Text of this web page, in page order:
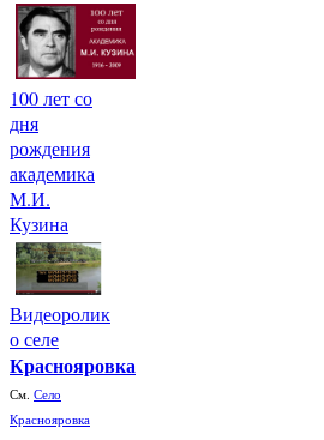
100 лет со
дня
рождения
академика
М.И.
Кузина
Видеоролик
о селе
Краснояровка
См. Село
Краснояровка